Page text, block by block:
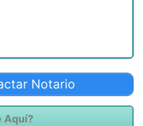
Notario
Aquí?